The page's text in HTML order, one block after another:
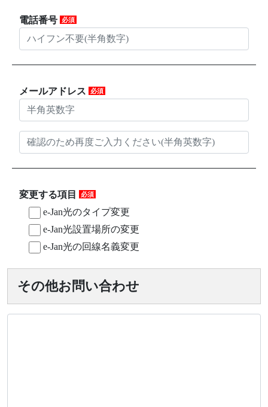
電話番号 必須
メールアドレス 必須
変更する項目 必須
e-Jan光のタイプ変更
e-Jan光設置場所の変更
e-Jan光の回線名義変更
その他お問い合わせ